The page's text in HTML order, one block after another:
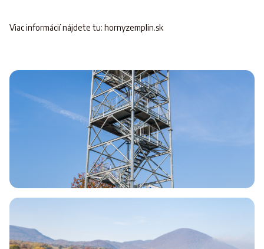
Viac informácií nájdete tu: hornyzemplin.sk